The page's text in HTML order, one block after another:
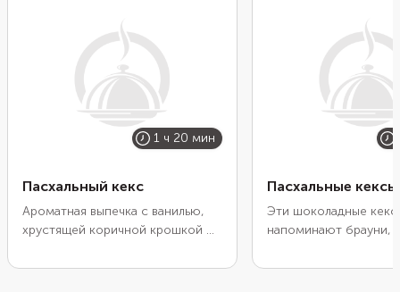
1 ч 20 мин
Пасхальный кекс
Ароматная выпечка с ванилью,
хрустящей коричной крошкой и
Представленного количества
Пасхальные кексы
Эти шоколадные
напоминают брауни,
их, чтобы не прятать